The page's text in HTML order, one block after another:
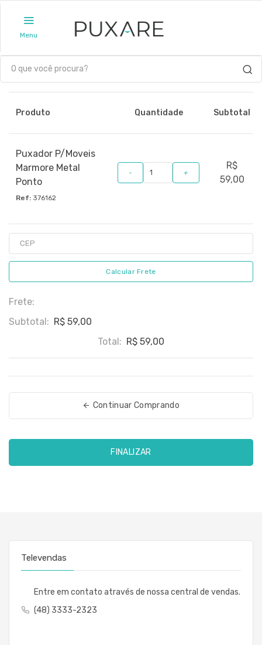
Menu
Produto Quantidade Subtotal
Puxador P/Moveis
Marmore Metal
Ponto
Ref: 376162
- +
R$
59,00
Calcular Frete
Frete:
Subtotal: R$ 59,00
Total: R$ 59,00
Continuar Comprando
FINALIZAR
Televendas
Entre em contato através de nossa central de vendas.
(48) 3333-2323